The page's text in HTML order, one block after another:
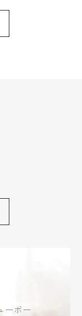
ーボー